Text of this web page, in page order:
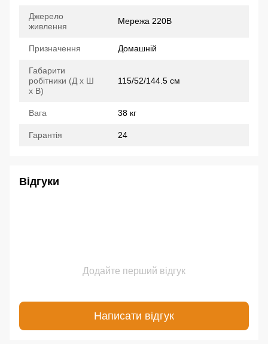
Джерело
живлення
Мережа 220В
Призначення Домашній
Габарити
робітники (Д x Ш
x В)
115/52/144.5 см
Вага 38 кг
Гарантія 24
Відгуки
Додайте перший відгук
Написати відгук